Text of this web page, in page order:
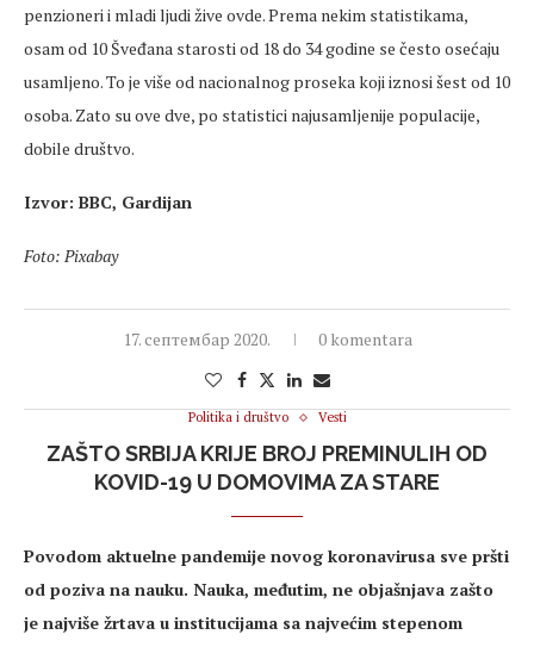
penzioneri i mladi ljudi žive ovde. Prema nekim statistikama,
osam od 10 Šveđana starosti od 18 do 34 godine se često osećaju
usamljeno. To je više od nacionalnog proseka koji iznosi šest od 10
osoba. Zato su ove dve, po statistici najusamljenije populacije,
dobile društvo.
Izvor: BBC, Gardijan
Foto: Pixabay
17. септембар 2020. 0 komentara
Politika i društvo Vesti
ZAŠTO SRBIJA KRIJE BROJ PREMINULIH OD
KOVID-19 U DOMOVIMA ZA STARE
Povodom aktuelne pandemije novog koronavirusa sve pršti
od poziva na nauku. Nauka, međutim, ne objašnjava zašto
je najviše žrtava u institucijama sa najvećim stepenom